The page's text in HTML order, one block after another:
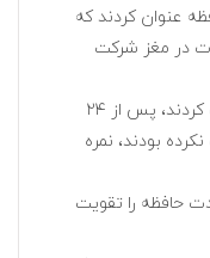
عنوان کردند که
در مغز شرکت
افرادی که ۲۰۰ میلی‌گرم کافئین را مصرف کردند، پس از ۲۴
بودند، نمره
حافظه را تقویت